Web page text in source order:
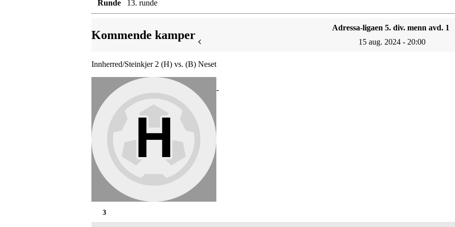
Runde 13. runde
Kommende kamper
Adressa-ligaen 5. div. menn avd. 1
15 aug. 2024 - 20:00
Innherred/Steinkjer 2 (H) vs. (B) Neset
-
3